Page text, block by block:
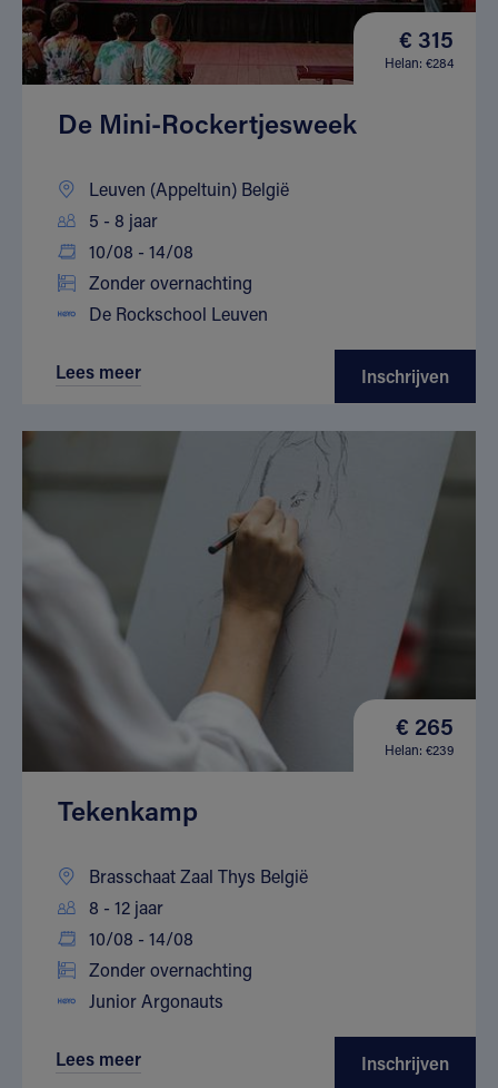
€ 315
Helan: €284
De Mini-Rockertjesweek
Leuven (Appeltuin) België
5 - 8 jaar
10/08 - 14/08
Zonder overnachting
De Rockschool Leuven
Lees meer Inschrijven
€ 265
Helan: €239
Tekenkamp
Brasschaat Zaal Thys België
8 - 12 jaar
10/08 - 14/08
Zonder overnachting
Junior Argonauts
Lees meer Inschrijven